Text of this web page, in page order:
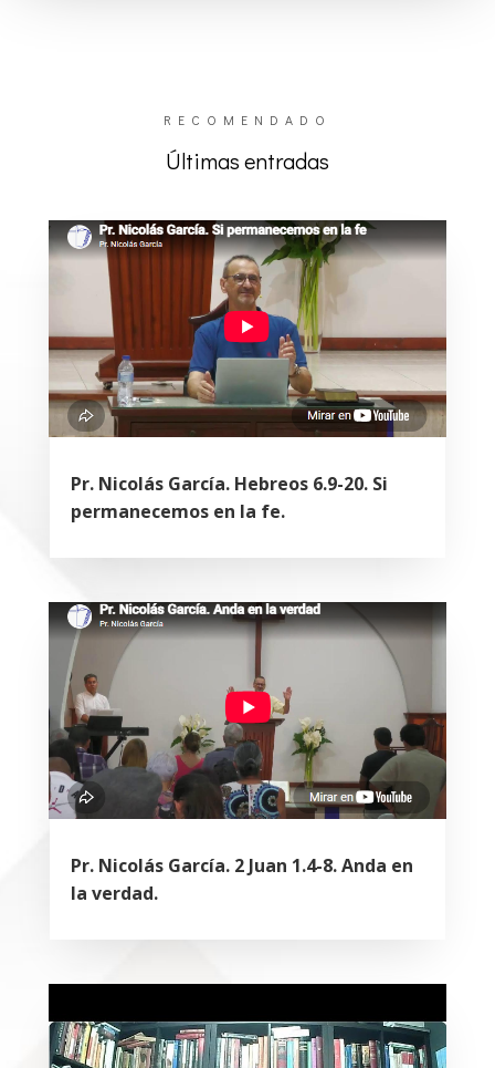
RECOMENDADO
Últimas entradas
Pr. Nicolás García. Hebreos 6.9-20. Si
permanecemos en la fe.
Pr. Nicolás García. 2 Juan 1.4-8. Anda en
la verdad.